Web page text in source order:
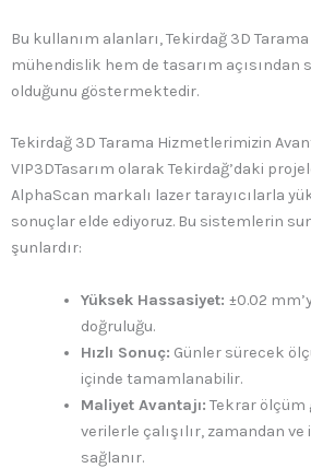
Bu kullanım alanları, Tekirdağ 3D
mühendislik hem de tasarım açısından
olduğunu göstermektedir.
Tekirdağ 3D Tarama Hizmetlerimizin
VIP3DTasarım olarak Tekirdağ’daki
AlphaScan markalı lazer tarayıcılarla
sonuçlar elde ediyoruz. Bu sistemlerin
şunlardır:
Yüksek Hassasiyet: ±0.02
doğruluğu.
Hızlı Sonuç: Günler sürecek
içinde tamamlanabilir.
Maliyet Avantajı: Tekrar ölçüm
verilerle çalışılır, zamandan
sağlanır.